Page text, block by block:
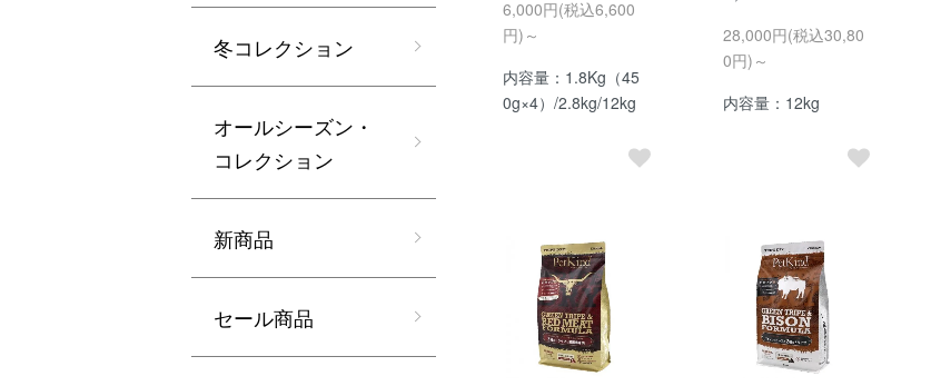
6,000円(税込6,600
円)～
内容量：1.8Kg（45
0g×4）/2.8kg/12kg
28,000円(税込30,80
0円)～
内容量：12kg
冬コレクション
オールシーズン・
コレクション
新商品
セール商品